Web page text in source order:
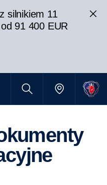
silnikiem 11
91 400 EUR